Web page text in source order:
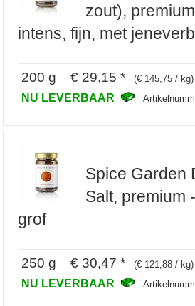
zout),
intens, fijn, met
200 g € 29,15 * (€ 145,75 / kg)
NU LEVERBAAR
Spice Garden
Salt, premium
grof
250 g € 30,47 * (€ 121,88 / kg)
NU LEVERBAAR